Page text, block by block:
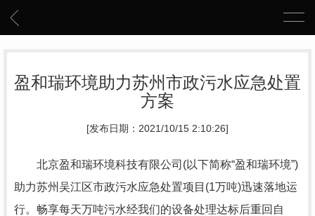
盈和瑞环境助力苏州市政污水应急处置
方案
[发布日期：2021/10/15 2:10:26]
北京盈和瑞环境科技有限公司(以下简称“盈和瑞环境”)
助力苏州吴江区市政污水应急处置项目(1万吨)迅速落地运
行。畅享每天万吨污水经我们的设备处理达标后重回自